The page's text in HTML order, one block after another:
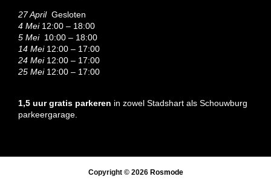
27 AprilGesloten
4 Mei12:00 – 18:00
5 Mei10:00 – 18:00
14 Mei12:00 – 17:00
24 Mei12:00 – 17:00
25 Mei 12:00 – 17:00
1,5 uur gratis parkeren in zowel Stadshart als Schouwburg
parkeergarage.
Copyright © 2026 Rosmode